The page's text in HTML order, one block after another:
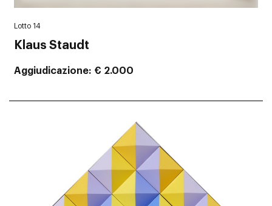
Lotto 14
Klaus Staudt
Aggiudicazione € 2.000